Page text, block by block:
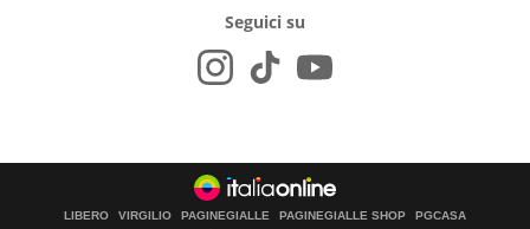
Seguici su
LIBERO VIRGILIO PAGINEGIALLE PAGINEGIALLE SHOP
PGCASA